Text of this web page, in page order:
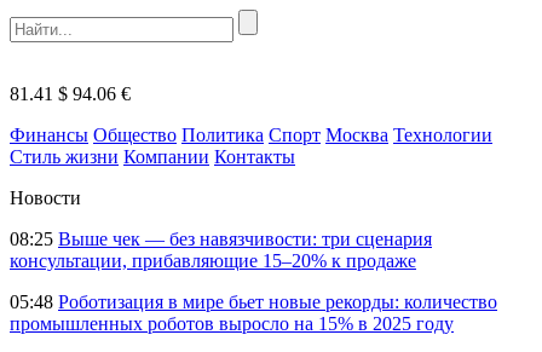
81.41 $ 94.06 €
Финансы Общество Политика Спорт Москва Технологии
Стиль жизни Компании Контакты
Новости
08:25 Выше чек — без навязчивости: три сценария
консультации, прибавляющие 15–20% к продаже
05:48 Роботизация в мире бьет новые рекорды: количество
промышленных роботов выросло на 15% в 2025 году